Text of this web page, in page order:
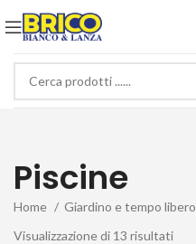
Piscine
Home Giardino e tempo libero
Visualizzazione di 13 risultati